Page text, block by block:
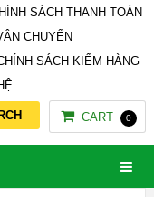
SÁCH THANH TOÁN
CHUYỂN
SÁCH KIỂM HÀNG
CART 0